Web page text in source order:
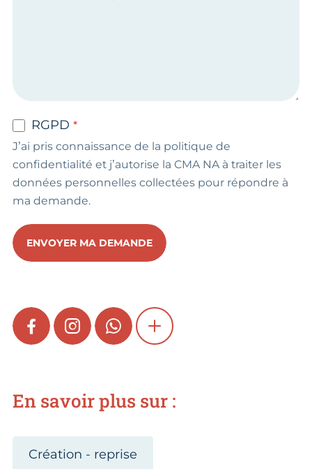
RGPD
J’ai pris connaissance de la politique de
confidentialité et j’autorise la CMA NA à traiter les
données personnelles collectées pour répondre à
ma demande.
ENVOYER MA DEMANDE
FACEBOOKINSTAGRAMWHATSAPPSHOW MORE
En savoir plus sur :
Création - reprise